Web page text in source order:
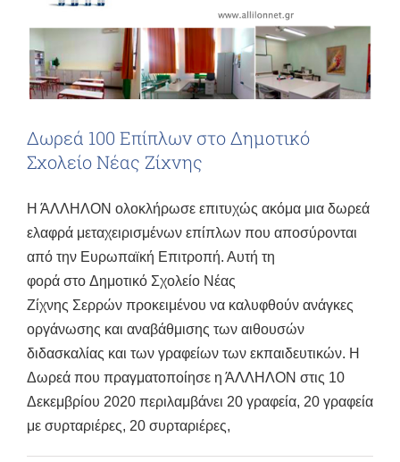
Δωρεά 100 Επίπλων στο Δημοτικό
Σχολείο Νέας Ζίχνης
Η ΆΛΛΗΛΟΝ ολοκλήρωσε επιτυχώς ακόμα μια δωρεά
ελαφρά μεταχειρισμένων επίπλων που αποσύρονται
από την Ευρωπαϊκή Επιτροπή. Αυτή τη
φορά στο Δημοτικό Σχολείο Νέας
Ζίχνης Σερρών προκειμένου να καλυφθούν ανάγκες
οργάνωσης και αναβάθμισης των αιθουσών
διδασκαλίας και των γραφείων των εκπαιδευτικών. Η
Δωρεά που πραγματοποίησε η ΆΛΛΗΛΟΝ στις 10
Δεκεμβρίου 2020 περιλαμβάνει 20 γραφεία, 20 γραφεία
με συρταριέρες, 20 συρταριέρες,